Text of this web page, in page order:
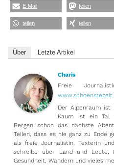
E-Mail teilen
teilen teilen
Über Letzte Artikel
Charis
Freie
Der Alpenraum ist
Kaum ist ein Tal
Bergen schon das nächste
Teilen, dass es nie ganz zu Ende
als freie Journalistin, Texterin
schreibe über Land und Leute,
Gesundheit, Wandern und vieles